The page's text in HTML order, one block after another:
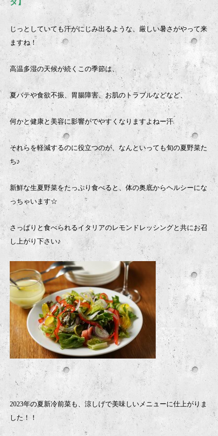
ダ】
じっとしていても汗がにじみ出るような、厳しい暑さがやって来
ますね！
高温多湿の天候が続くこの季節は、
夏バテや食欲不振、胃腸障害、お肌のトラブルなどなど、
何かと健康と美容に影響がでやすくなりますよねー汗
それらを軽減するのに役立つのが、なんといっても旬の夏野菜た
ち♪
新鮮な生夏野菜をたっぷり食べると、体の奥底からヘルシーにな
っちゃいます☆
さっぱりと食べられるイタリアのレモンドレッシングと共にお召
し上がり下さい♪
2023年の夏新冷前菜も、涼しげで美味しいメニューに仕上がりま
した！！